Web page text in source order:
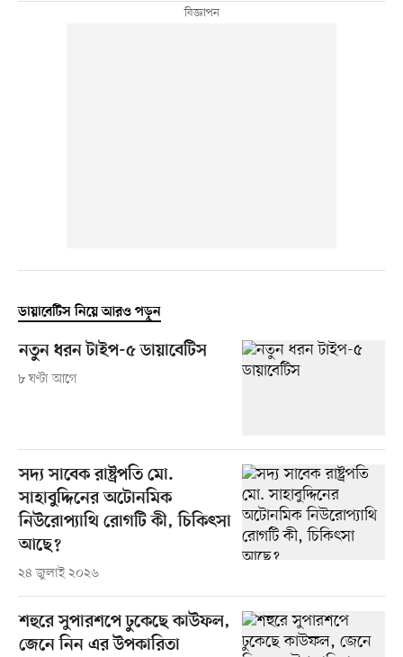
ডায়াবেটিস নিয়ে আরও পড়ুন
নতুন ধরন টাইপ-৫ ডায়াবেটিস
৮ ঘণ্টা আগে
সদ্য সাবেক রাষ্ট্রপতি মো.
সাহাবুদ্দিনের অটোনমিক
নিউরোপ্যাথি রোগটি কী, চিকিৎসা
আছে?
২৪ জুলাই ২০২৬
শহুরে সুপারশপে ঢুকেছে কাউফল,
জেনে নিন এর উপকারিতা